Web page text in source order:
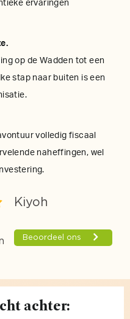
ervaringen
op de Wadden tot een
stap naar buiten is een
volledig fiscaal
naheffingen, wel
achter: